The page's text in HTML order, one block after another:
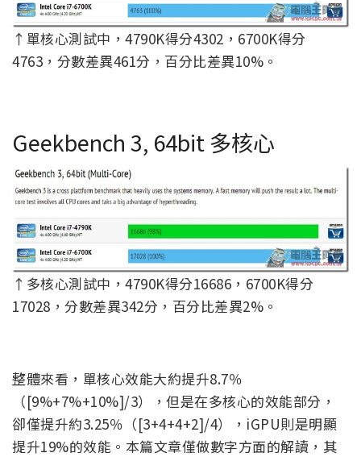
↑單核心測試中，4790K得分4302，6700K得分
4763，分數差異461分，百分比差異10%。
Geekbench 3, 64bit 多核心
↑多核心測試中，4790K得分16686，6700K得分
17028，分數差異342分，百分比差異2%。
整體來看，單核心效能大約提升8.7％
（[9%+7%+10%]/3），但是在多核心的效能部分，
卻僅提升約3.25％（[3+4+4+2]/4），iGPU則是明顯
提升19%的效能。本篇文章僅做數字方面的解讀，其